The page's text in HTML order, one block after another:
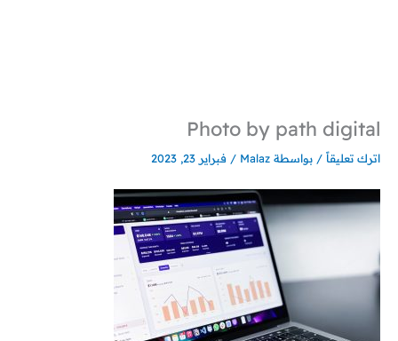
Photo by path digital
اترك تعليقاً / بواسطة Malaz
/ فبراير 23, 2023